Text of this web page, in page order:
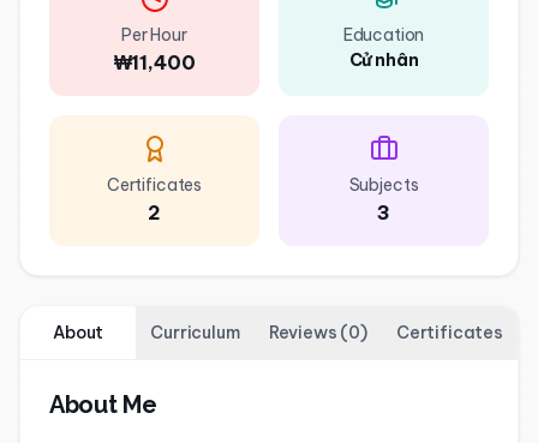
Per Hour
₩11,400
Education
Cử nhân
Certificates
2
Subjects
3
About Curriculum Reviews (0) Certificates
About Me